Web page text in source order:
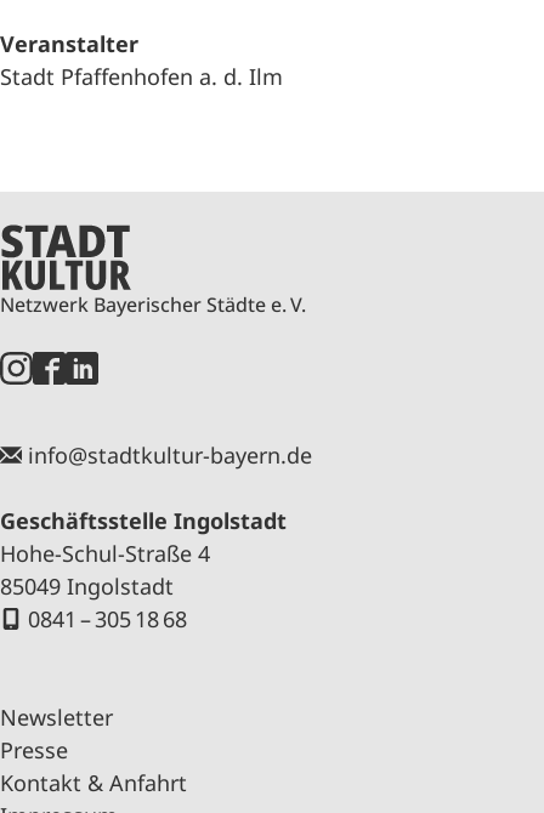
Veranstalter
Stadt Pfaffenhofen a. d. Ilm
Netzwerk Bayerischer Städte e. V.
info@stadtkultur-bayern.de
Geschäftsstelle Ingolstadt
Hohe-Schul-Straße 4
85049 Ingolstadt
0841 – 305 18 68
Newsletter
Presse
Kontakt & Anfahrt